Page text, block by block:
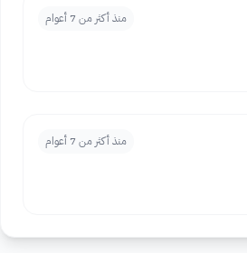
منذ أكثر من 7 أعوام
منذ أكثر من 7 أعوام